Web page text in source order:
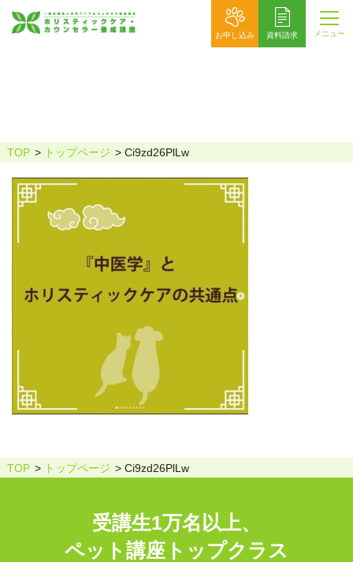
お申し込み 資料請求 メニュー
TOP トップページ Ci9zd26PlLw
TOP トップページ Ci9zd26PlLw
受講生1万名以上、
ペット講座トップクラス